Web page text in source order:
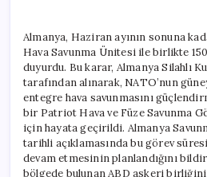
Almanya, Haziran ayının sonuna
Hava Savunma Ünitesi ile birlikte
duyurdu. Bu karar, Almanya Silahlı
tarafından alınarak, NATO’nun
entegre hava savunmasını
bir Patriot Hava ve Füze Savunma
için hayata geçirildi. Almanya
tarihli açıklamasında bu görev
devam etmesinin planlandığını
bölgede bulunan ABD askeri